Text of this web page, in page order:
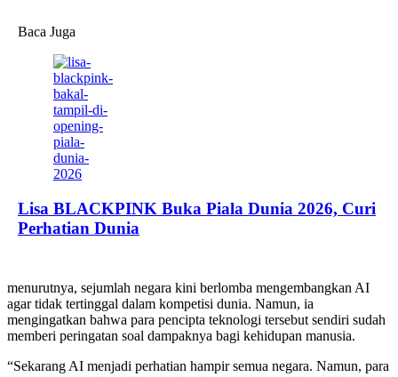
Baca Juga
Lisa BLACKPINK Buka Piala Dunia 2026, Curi
Perhatian Dunia
menurutnya, sejumlah negara kini berlomba mengembangkan AI
agar tidak tertinggal dalam kompetisi dunia. Namun, ia
mengingatkan bahwa para pencipta teknologi tersebut sendiri sudah
memberi peringatan soal dampaknya bagi kehidupan manusia.
“Sekarang AI menjadi perhatian hampir semua negara. Namun, para